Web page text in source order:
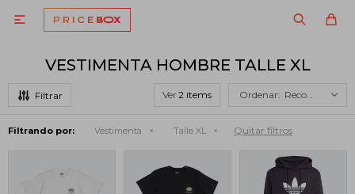

VESTIMENTA HOMBRE TALLE XL
Ver Recomendados
Filtrando por: Vestimenta Talle XL Quitar filtros